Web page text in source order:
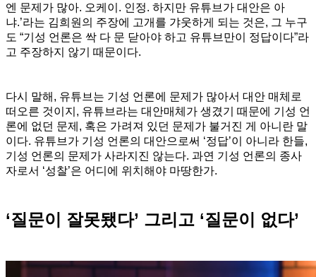
엔 문제가 많아. 오케이. 인정. 하지만 유튜브가 대안은 아
냐.’라는 김희원의 주장에 고개를 갸웃하게 되는 것은, 그 누구
도 “기성 언론은 싹 다 문 닫아야 하고 유튜브만이 정답이다”라
고 주장하지 않기 때문이다.
다시 말해, 유튜브는 기성 언론에 문제가 많아서 대안 매체로
떠오른 것이지, 유튜브라는 대안매체가 생겼기 때문에 기성 언
론에 없던 문제, 혹은 가려져 있던 문제가 불거진 게 아니란 말
이다. 유튜브가 기성 언론의 대안으로써 ‘정답’이 아니라 한들,
기성 언론의 문제가 사라지진 않는다. 과연 기성 언론의 종사
자로서 ‘성찰’은 어디에 위치해야 마땅한가.
‘질문이 잘못됐다’ 그리고 ‘질문이 없다’